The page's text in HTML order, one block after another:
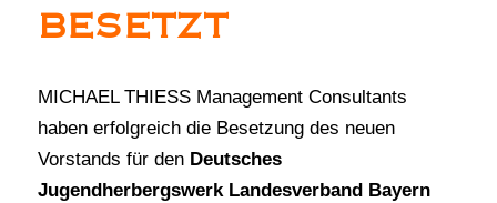
besetzt
MICHAEL THIESS Management Consultants
haben erfolgreich die Besetzung des neuen
Vorstands für den Deutsches
Jugendherbergswerk Landesverband Bayern